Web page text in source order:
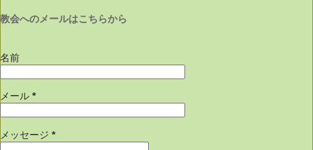
教会へのメールはこちらから
名前
メール *
メッセージ *